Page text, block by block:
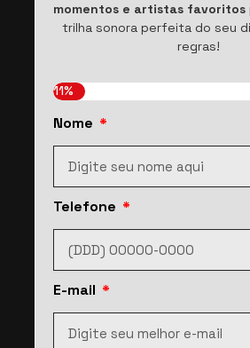
momentos e artistas favoritos
trilha sonora perfeita do seu
regras!
11%
Nome
Telefone
E-mail